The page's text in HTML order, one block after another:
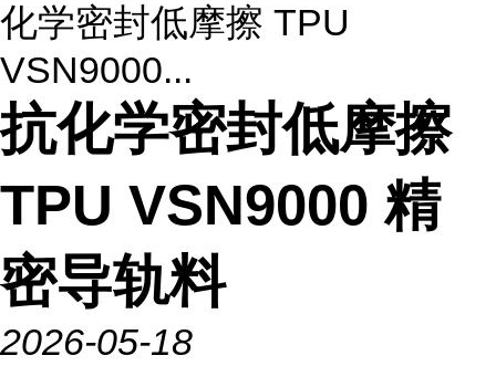
化学密封低摩擦 TPU
VSN9000...
抗化学密封低摩擦
TPU VSN9000 精
密导轨料
2026-05-18